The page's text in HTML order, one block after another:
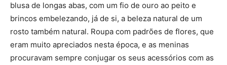
blusa de longas abas, com um fio de ouro ao peito e
brincos embelezando, já de si, a beleza natural de um
rosto também natural. Roupa com padrões de flores, que
eram muito apreciados nesta época, e as meninas
procuravam sempre conjugar os seus acessórios com as